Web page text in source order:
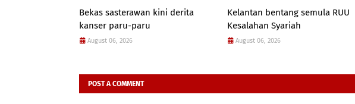
Bekas sasterawan kini derita
kanser paru-paru
August 06, 2026
Kelantan bentang semula RUU
Kesalahan Syariah
August 06, 2026
POST A COMMENT